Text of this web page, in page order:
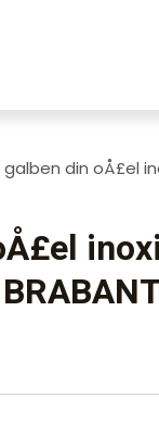
din oÅ£el